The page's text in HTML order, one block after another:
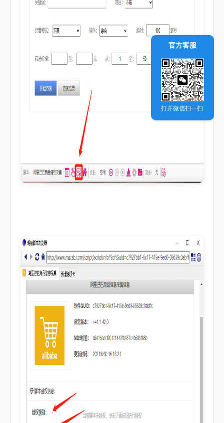
官方客服
打开微信扫一扫